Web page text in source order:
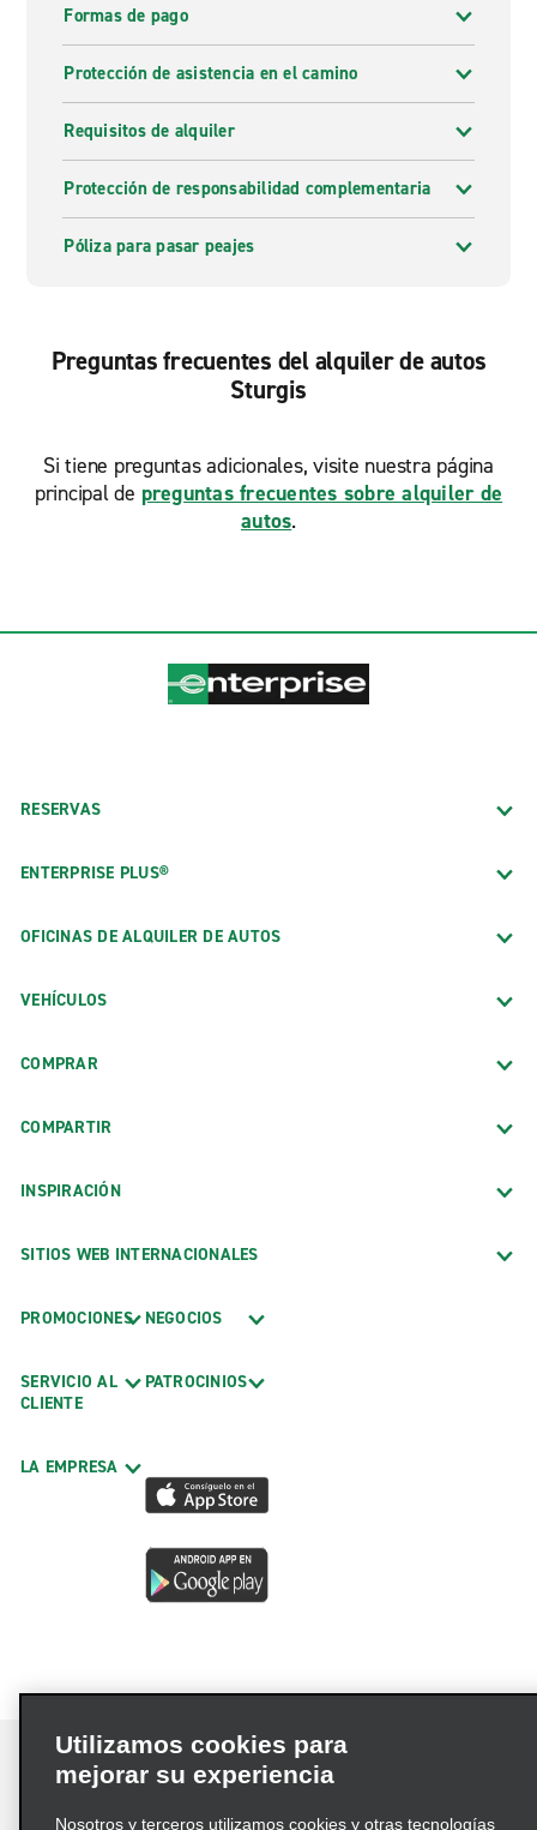
Formas de pago
Protección de asistencia en el camino
Requisitos de alquiler
Protección de responsabilidad complementaria
Póliza para pasar peajes
Preguntas frecuentes del alquiler de autos
Sturgis
Si tiene preguntas adicionales, visite nuestra página
principal de preguntas frecuentes sobre alquiler de
autos.
RESERVAS
ENTERPRISE PLUS®
OFICINAS DE ALQUILER DE AUTOS
VEHÍCULOS
COMPRAR
COMPARTIR
INSPIRACIÓN
SITIOS WEB INTERNACIONALES
PROMOCIONES
SERVICIO AL
CLIENTE
LA EMPRESA
NEGOCIOS
PATROCINIOS
Utilizamos cookies para
mejorar su experiencia
Nosotros y terceros utilizamos cookies y otras tecnologías